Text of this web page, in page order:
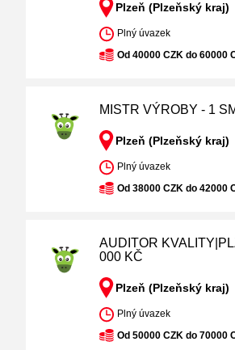
Plzeň (Plzeňský kraj)
Plný úvazek
Od 40000 CZK do 60000
MISTR VÝROBY - 1
Plzeň (Plzeňský kraj)
Plný úvazek
Od 38000 CZK do 42000
AUDITOR
000 KČ
Plzeň (Plzeňský kraj)
Plný úvazek
Od 50000 CZK do 70000